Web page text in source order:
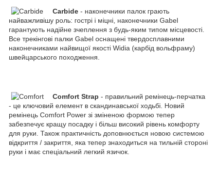
Carbide - наконечники палок грають
найважливішу роль: гострі і міцні, наконечники Gabel
гарантують надійне зчеплення з будь-яким типом місцевості.
Все трекінгові палки Gabel оснащені твердосплавними
наконечниками найвищої якості Widia (карбід вольфраму)
швейцарського походження.
Comfort Strap - правильний ремінець-перчатка
- це ключовий елемент в скандинавської ходьбі. Новий
ремінець Comfort Power зі зміненою формою тепер
забезпечує кращу посадку і більш високий рівень комфорту
для руки. Також практичність доповнюється новою системою
відкриття / закриття, яка тепер знаходиться на тильній стороні
руки і має спеціальний легкий язичок.